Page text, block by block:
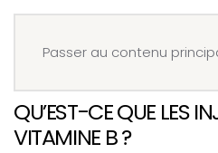
Passer au contenu
QU’EST-CE QUE LES
VITAMINE B ?